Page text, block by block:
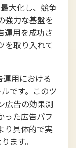
大化し、競争
強力な基盤を
運用を成功さ
を取り入れて
用における
です。このツ
広告の効果測
った広告パフ
り具体的で実
ます。